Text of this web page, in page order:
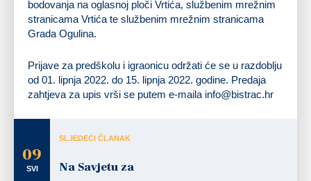
bodovanja na oglasnoj ploči Vrtića, službenim mrežnim
stranicama Vrtića te službenim mrežnim stranicama
Grada Ogulina.
Prijave za predškolu i igraonicu održati će se u razdoblju
od 01. lipnja 2022. do 15. lipnja 2022. godine. Predaja
zahtjeva za upis vrši se putem e-maila info@bistrac.hr
09
SVI
SLJEDEĆI ČLANAK
Na Savjetu za